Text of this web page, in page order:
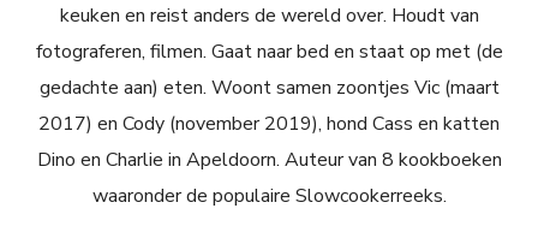
keuken en reist anders de wereld over. Houdt van
fotograferen, filmen. Gaat naar bed en staat op met (de
gedachte aan) eten. Woont samen zoontjes Vic (maart
2017) en Cody (november 2019), hond Cass en katten
Dino en Charlie in Apeldoorn. Auteur van 8 kookboeken
waaronder de populaire Slowcookerreeks.